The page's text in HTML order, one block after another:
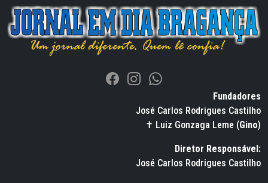
Fundadores
José Carlos Rodrigues Castilho
✝ Luiz Gonzaga Leme (Gino)
Diretor Responsável:
José Carlos Rodrigues Castilho